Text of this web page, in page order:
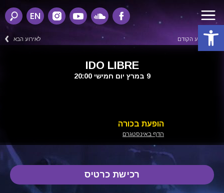
פתח סרגל נגישות
EN
לאירוע הקודם לאירוע הבא
IDO LIBRE
9 במרץ יום חמישי 20:00
הופעת בכורה
הדף באינסטגרם
רכישת כרטיס